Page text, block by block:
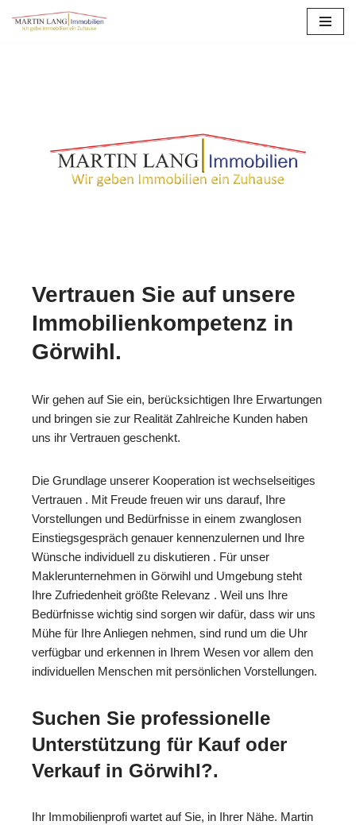
Vertrauen Sie auf unsere
Immobilienkompetenz in
Görwihl.
Wir gehen auf Sie ein, berücksichtigen Ihre Erwartungen
und bringen sie zur Realität Zahlreiche Kunden haben
uns ihr Vertrauen geschenkt.
Die Grundlage unserer Kooperation ist wechselseitiges
Vertrauen . Mit Freude freuen wir uns darauf, Ihre
Vorstellungen und Bedürfnisse in einem zwanglosen
Einstiegsgespräch genauer kennenzulernen und Ihre
Wünsche individuell zu diskutieren . Für unser
Maklerunternehmen in Görwihl und Umgebung steht
Ihre Zufriedenheit größte Relevanz . Weil uns Ihre
Bedürfnisse wichtig sind sorgen wir dafür, dass wir uns
Mühe für Ihre Anliegen nehmen, sind rund um die Uhr
verfügbar und erkennen in Ihrem Wesen vor allem den
individuellen Menschen mit persönlichen Vorstellungen.
Suchen Sie professionelle
Unterstützung für Kauf oder
Verkauf in Görwihl?.
Ihr Immobilienprofi wartet auf Sie, in Ihrer Nähe. Martin